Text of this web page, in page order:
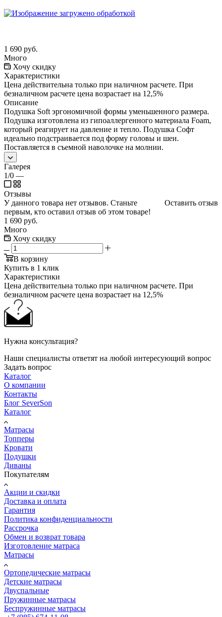
1 690 руб.
Много
Хочу скидку
Характеристики
Цена действительна только при наличном расчете. При
безналичном расчете цена возрастает на 12,5%
Описание
Подушка Soft эргономичной формы уменьшенного размера.
Подушка изготовлена из гипоаллергенного материала Foam,
который реагирует на давление и тепло. Подушка Софт
идеально подстраивается под форму головы и шеи.
Поставляется в съемной наволочке на молнии.
Галерея
1/0 —
Отзывы
Оставить отзыв
У данного товара нет отзывов. Станьте
первым, кто оставил отзыв об этом товаре!
1 690 руб.
Много
Хочу скидку
В корзину
Купить в 1 клик
Характеристики
Цена действительна только при наличном расчете. При
безналичном расчете цена возрастает на 12,5%
Нужна консультация?
Наши специалисты ответят на любой интересующий вопрос
Задать вопрос
Каталог
О компании
Контакты
Блог SeverSon
Каталог
Матрасы
Топперы
Кровати
Подушки
Диваны
Покупателям
Акции и скидки
Доставка и оплата
Гарантия
Политика конфиденциальности
Рассрочка
Обмен и возврат товара
Изготовление матраса
Матрасы
Ортопедические матрасы
Детские матрасы
Двуспальные
Пружинные матрасы
Беспружинные матрасы